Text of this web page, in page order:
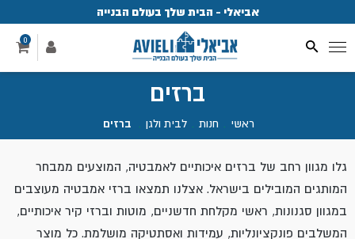
אביאלי - הבית שלך בעולם הבנייה
0
ברזים
ראשי חנות לבית ולגן ברזים
גלו מגוון רחב של ברזים איכותיים לאמבטיה, המוצעים ממבחר
המותגים המובילים בישראל. אצלנו תמצאו ברזי אמבטיה מעוצבים
במגוון סגנונות, ראשי מקלחת חדשניים, מוטות וברזי קיר איכותיים,
המשלבים פונקציונליות, עמידות ואסתטיקה מושלמת. כל מוצר